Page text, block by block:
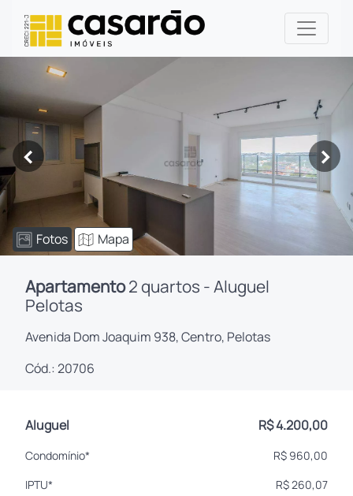
< >
Fotos Mapa
Apartamento2 quartos - Aluguel
Pelotas
Avenida Dom Joaquim 938, Centro, Pelotas
Cód.: 20706
Aluguel R$ 4.200,00
Condomínio*
R$ 960,00
IPTU*
R$ 260,07